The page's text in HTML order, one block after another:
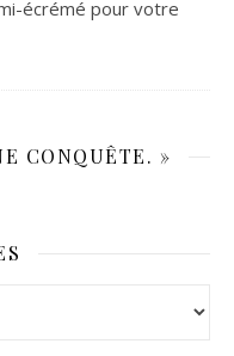
écrémé pour votre
CONQUÊTE. »